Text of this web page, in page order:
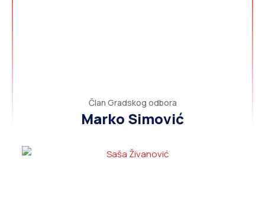
Član Gradskog odbora
Marko Simović